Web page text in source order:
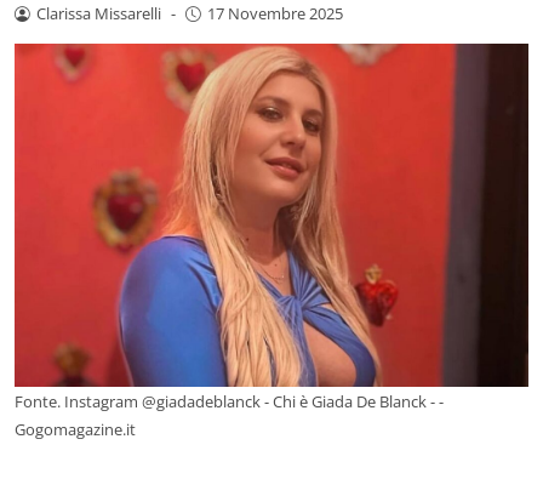
Clarissa Missarelli - 17 Novembre 2025
Fonte. Instagram @giadadeblanck - Chi è Giada De Blanck - -
Gogomagazine.it